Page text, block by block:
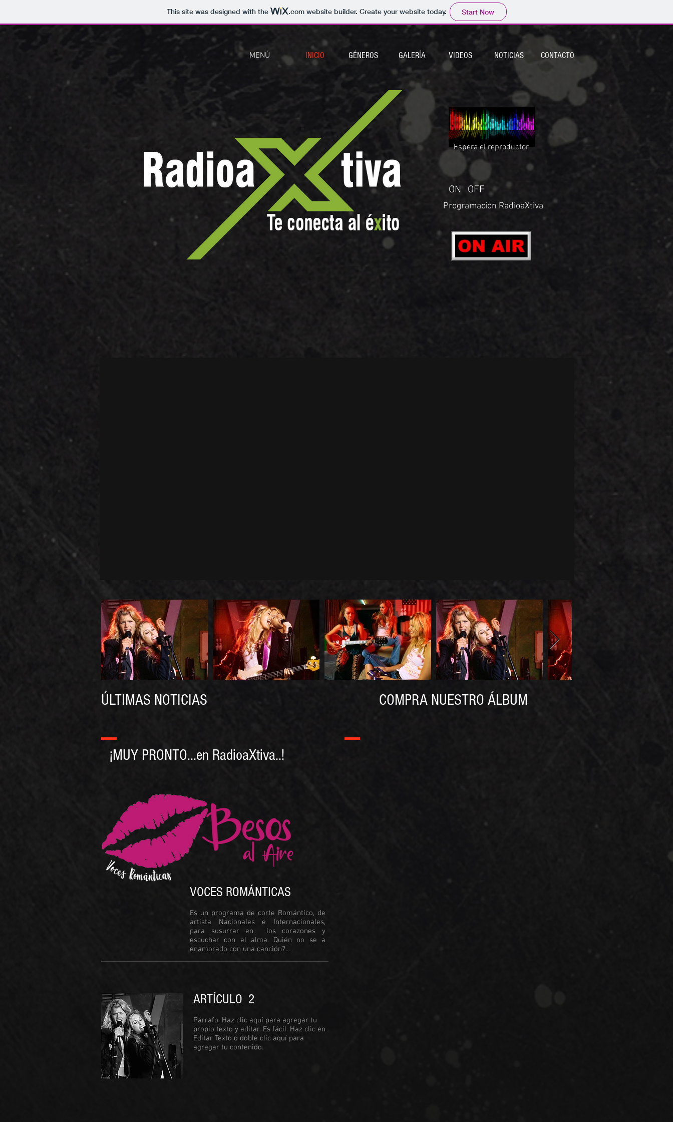
This site was designed with the .comwebsite builder. Create your website today. Start Now
MENÚ INICIO GÉNEROS GALERÍA VIDEOS NOTICIAS CONTACTO
Espera el reproductor
ON OFF
Programación RadioaXtiva
ÚLTIMAS NOTICIAS
¡MUY PRONTO...en RadioaXtiva..!
VOCES ROMÁNTICAS
Es un programa de corte Romántico, de
artista Nacionales e Internacionales,
para susurrar en los corazones y
escuchar con el alma. Quién no se a
enamorado con una canción?...
ARTÍCULO 2
Párrafo. Haz clic aquí para agregar tu
propio texto y editar. Es fácil. Haz clic en
Editar Texto o doble clic aquí para
agregar tu contenido.
COMPRA NUESTRO ÁLBUM